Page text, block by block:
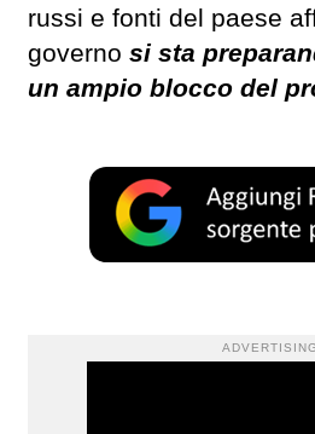
russi e fonti del paese
governo si sta
un ampio blocco del
ADVERTISING